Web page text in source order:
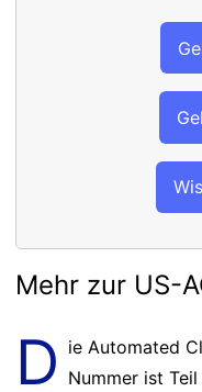
Mehr zur US-
D ie Automated
Nummer ist